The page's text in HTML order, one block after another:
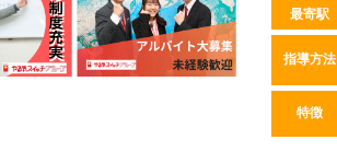
最寄駅
指導方法
特徴